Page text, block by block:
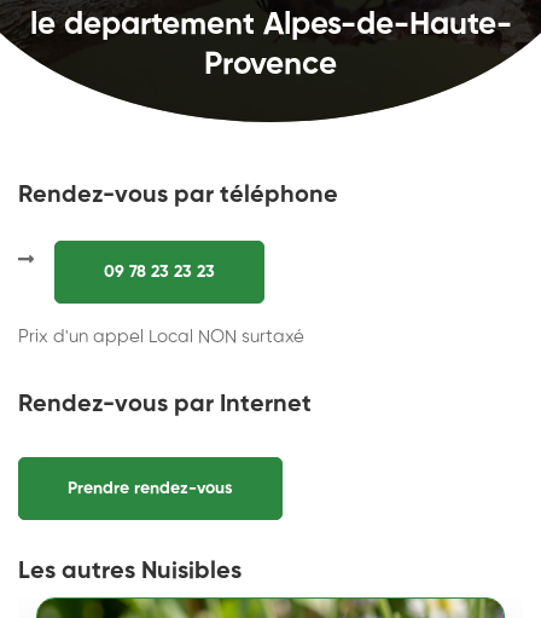
le departement Alpes-de-Haute-
Provence
Rendez-vous par téléphone
09 78 23 23 23
Prix d'un appel Local NON surtaxé
Rendez-vous par Internet
Prendre rendez-vous
Les autres Nuisibles